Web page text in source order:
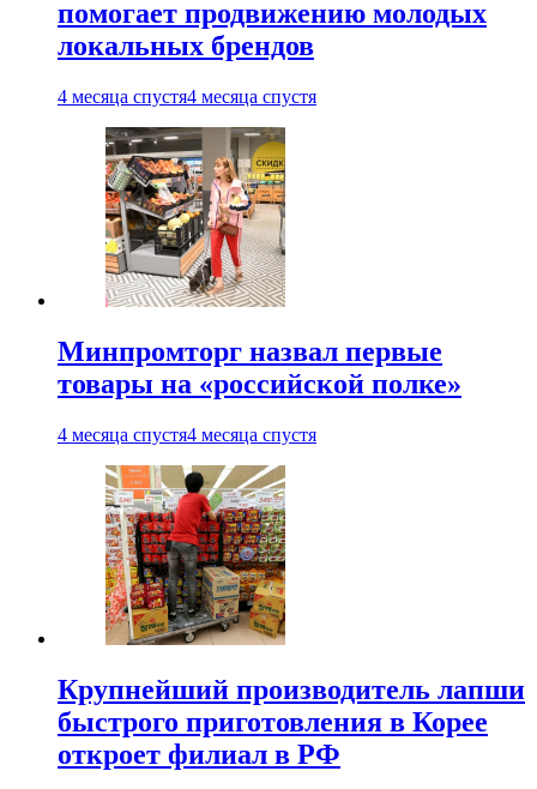
помогает продвижению молодых
локальных брендов
4 месяца спустя4 месяца спустя
Минпромторг назвал первые
товары на «российской полке»
4 месяца спустя4 месяца спустя
Крупнейший производитель лапши
быстрого приготовления в Корее
откроет филиал в РФ